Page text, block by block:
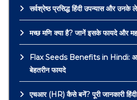
सर्वश्रेष्ठ प्रसिद्ध हिंदी उपन्यास और
मच्छ मणि क्या है? जानें इसके फायदे और
Flax Seeds Benefits in Hindi:
बेहतरीन फायदे
एचआर (HR) कैसे बनें? पूरी जानकारी